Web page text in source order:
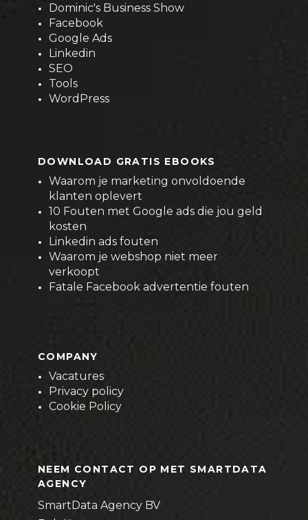
Dominic's Business Show
Facebook
Google Ads
Linkedin
SEO
Tools
WordPress
DOWNLOAD GRATIS EBOOKS
Waarom je marketing onvoldoende
klanten oplevert
10 Fouten met Google ads die jou geld
kosten
Linkedin ads fouten
Waarom je webshop niet meer
verkoopt
Fatale Facebook advertentie fouten
COMPANY
Vacatures
Privacy policy
Cookie Policy
NEEM CONTACT OP MET SMARTDATA
AGENCY
SmartData Agency BV